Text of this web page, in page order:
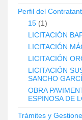
Perfil del
15 (1)
LICITACIÓN
LICITACIÓN
LICITACIÓN
LICITACIÓN
SANCHO
OBRA
ESPINOSA DE
Trámites y